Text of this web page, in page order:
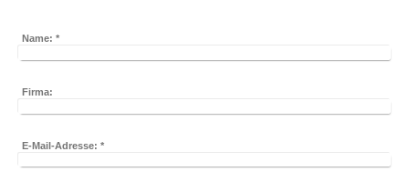
Name: *
Firma:
E-Mail-Adresse: *